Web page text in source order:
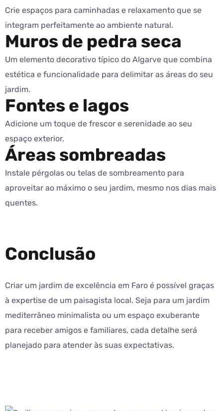
Crie espaços para caminhadas e relaxamento que se
integram perfeitamente ao ambiente natural.
Muros de pedra seca
Um elemento decorativo típico do Algarve que combina
estética e funcionalidade para delimitar as áreas do seu
jardim.
Fontes e lagos
Adicione um toque de frescor e serenidade ao seu
espaço exterior.
Áreas sombreadas
Instale pérgolas ou telas de sombreamento para
aproveitar ao máximo o seu jardim, mesmo nos dias mais
quentes.
Conclusão
Criar um jardim de excelência em Faro é possível graças
à expertise de um paisagista local. Seja para um jardim
mediterrâneo minimalista ou um espaço exuberante
para receber amigos e familiares, cada detalhe será
planejado para atender às suas expectativas.